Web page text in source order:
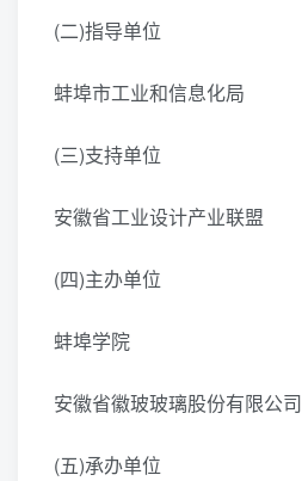
(二)指导单位
蚌埠市工业和信息化局
(三)支持单位
安徽省工业设计产业联盟
(四)主办单位
蚌埠学院
安徽省徽玻玻璃股份有限公司
(五)承办单位